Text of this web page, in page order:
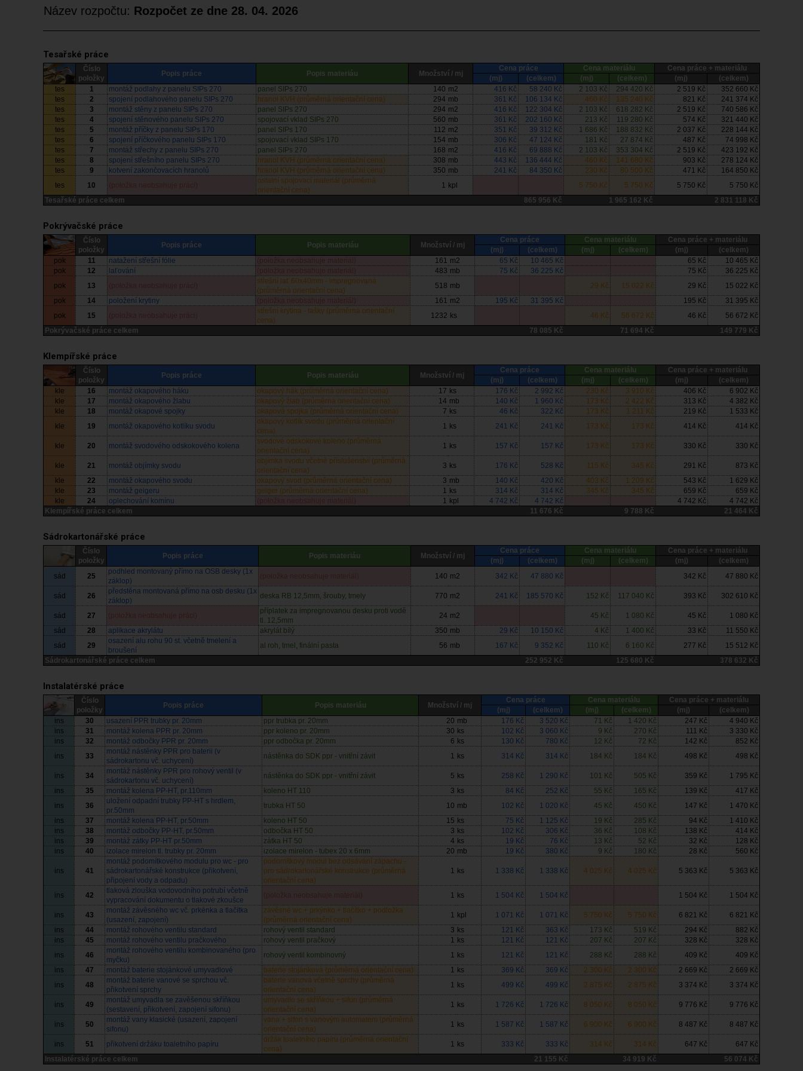
Název rozpočtu: Rozpočet ze dne 28. 04. 2026
Tesařské práce
Číslo
položky
Popis práce Popis materiáu Množství / mj
Cena práce Cena materiálu
Cena práce + materiálu
(mj)
(celkem) (mj) (celkem) (mj)
(celkem)
tes
1 montáž podlahy z panelu SIPs 270 panel SIPs 270 140 m2 416 Kč 58 240 Kč 2 103 Kč 294 420 Kč 2 519 Kč
352 660 Kč
tes
2 spojení podlahového panelu SIPs 270 hranol KVH (průměrná orientační cena) 294 mb 361 Kč 106 134 Kč 460 Kč 135 240 Kč 821 Kč
241 374 Kč
tes
3 montáž stěny z panelu SIPs 270 panel SIPs 270 294 m2 416 Kč 122 304 Kč 2 103 Kč 618 282 Kč 2 519 Kč
740 586 Kč
tes
4 spojení stěnového panelu SIPs 270 spojovací vklad SIPs 270 560 mb 361 Kč 202 160 Kč 213 Kč 119 280 Kč 574 Kč
321 440 Kč
tes
5 montáž příčky z panelu SIPs 170 panel SIPs 170 112 m2 351 Kč 39 312 Kč 1 686 Kč 188 832 Kč 2 037 Kč
228 144 Kč
tes
6 spojení příčkového panelu SIPs 170 spojovací vklad SIPs 170 154 mb 306 Kč 47 124 Kč 181 Kč 27 874 Kč 487 Kč
74 998 Kč
tes
7 montáž střechy z panelu SIPs 270 panel SIPs 270 168 m2 416 Kč 69 888 Kč 2 103 Kč 353 304 Kč 2 519 Kč
423 192 Kč
tes
8 spojení střešního panelu SIPs 270 hranol KVH (průměrná orientační cena) 308 mb 443 Kč 136 444 Kč 460 Kč 141 680 Kč 903 Kč
278 124 Kč
tes
9 kotvení zakončovacích hranolů hranol KVH (průměrná orientační cena) 350 mb 241 Kč 84 350 Kč 230 Kč 80 500 Kč 471 Kč
164 850 Kč
tes
10
ostatní spojovací materiál (průměrná
orientační cena)
1 kpl 5 750 Kč 5 750 Kč 5 750 Kč
5 750 Kč
Tesařské práce celkem
865 956 Kč 1 965 162 Kč 2 831 118 Kč
Pokrývačské práce
Číslo
položky
Popis práce Popis materiáu Množství / mj
Cena práce Cena materiálu
Cena práce + materiálu
(mj)
(celkem) (mj) (celkem) (mj)
(celkem)
pok
11 natažení střešní fólie 161 m2 65 Kč 10 465 Kč 65 Kč
10 465 Kč
pok
12 laťování 483 mb 75 Kč 36 225 Kč 75 Kč
36 225 Kč
pok
13
střešní lať 60x40mm - impregnovaná
(průměrná orientační cena)
518 mb 29 Kč 15 022 Kč 29 Kč
15 022 Kč
pok
14 položení krytiny 161 m2 195 Kč 31 395 Kč 195 Kč
31 395 Kč
pok
15
střešní krytina - tašky (průměrná orientační
cena)
1232 ks 46 Kč 56 672 Kč 46 Kč
56 672 Kč
Pokrývačské práce celkem
78 085 Kč 71 694 Kč 149 779 Kč
Klempířské práce
Číslo
položky
Popis práce Popis materiáu Množství / mj
Cena práce Cena materiálu
Cena práce + materiálu
(mj)
(celkem) (mj) (celkem) (mj)
(celkem)
kle
16 montáž okapového háku okapový hák (průměrná orientační cena) 17 ks 176 Kč 2 992 Kč 230 Kč 3 910 Kč 406 Kč
6 902 Kč
kle
17 montáž okapového žlabu okapový žlab (průměrná orientační cena) 14 mb 140 Kč 1 960 Kč 173 Kč 2 422 Kč 313 Kč
4 382 Kč
kle
18 montáž okapové spojky okapová spojka (průměrná orientační cena) 7 ks 46 Kč 322 Kč 173 Kč 1 211 Kč 219 Kč
1 533 Kč
kle
19 montáž okapového kotlíku svodu
okapový kotlík svodu (průměrná orientační
cena)
1 ks 241 Kč 241 Kč 173 Kč 173 Kč 414 Kč 414 Kč
kle 20 montáž svodového odskokového kolena
svodové odskokové koleno (průměrná
orientační cena)
1 ks 157 Kč 157 Kč 173 Kč 173 Kč 330 Kč 330 Kč
kle 21 montáž objímky svodu
objímka svodu včetně příslušenství (průměrná
orientační cena)
3 ks 176 Kč 528 Kč 115 Kč 345 Kč 291 Kč
873 Kč
kle
22 montáž okapového svodu okapový svod (průměrná orientační cena) 3 mb 140 Kč 420 Kč 403 Kč 1 209 Kč 543 Kč
1 629 Kč
kle
23 montáž geigeru geiger (průměrná orientační cena) 1 ks 314 Kč 314 Kč 345 Kč 345 Kč 659 Kč
659 Kč
kle
24 oplechování komínu 1 kpl 4 742 Kč 4 742 Kč 4 742 Kč
4 742 Kč
Klempířské práce celkem
11 676 Kč 9 788 Kč 21 464 Kč
Sádrokartonářské práce
Číslo
položky
Popis práce Popis materiáu Množství / mj
Cena práce Cena materiálu
Cena práce + materiálu
(mj)
(celkem) (mj) (celkem) (mj)
(celkem)
sád
25
podhled montovaný přímo na OSB desky (1x
záklop)
140 m2 342 Kč 47 880 Kč 342 Kč 47 880 Kč
sád 26
předstěna montovaná přímo na osb desku (1x
záklop)
deska RB 12,5mm, šrouby, tmely 770 m2 241 Kč 185 570 Kč 152 Kč 117 040 Kč 393 Kč 302 610 Kč
sád 27
příplatek za impregnovanou desku proti vodě
tl. 12,5mm
24 m2 45 Kč 1 080 Kč 45 Kč
1 080 Kč
sád
28 aplikace akrylátu akrylát bílý 350 mb 29 Kč 10 150 Kč 4 Kč 1 400 Kč 33 Kč
11 550 Kč
sád
29
osazení alu rohu 90 st. včetně tmelení a
broušení
al roh, tmel, finální pasta 56 mb 167 Kč 9 352 Kč 110 Kč 6 160 Kč 277 Kč
15 512 Kč
Sádrokartonářské práce celkem
252 952 Kč 125 680 Kč 378 632 Kč
Instalatérské práce
Číslo
položky
Popis práce Popis materiáu Množství / mj
Cena práce Cena materiálu
Cena práce + materiálu
(mj)
(celkem) (mj) (celkem) (mj)
(celkem)
ins
30 usazení PPR trubky pr. 20mm ppr trubka pr. 20mm 20 mb 176 Kč 3 520 Kč 71 Kč 1 420 Kč 247 Kč
4 940 Kč
ins
31 montáž kolena PPR pr. 20mm ppr koleno pr. 20mm 30 ks 102 Kč 3 060 Kč 9 Kč 270 Kč 111 Kč
3 330 Kč
ins
32 montáž odbočky PPR pr. 20mm ppr odbočka pr. 20mm 6 ks 130 Kč 780 Kč 12 Kč 72 Kč 142 Kč
852 Kč
ins
33
montáž nástěnky PPR pro baterii (v
sádrokartonu vč. uchycení)
nástěnka do SDK ppr - vnitřní závit 1 ks 314 Kč 314 Kč 184 Kč 184 Kč 498 Kč 498 Kč
ins 34
montáž nástěnky PPR pro rohový ventil (v
sádrokartonu vč. uchycení)
nástěnka do SDK ppr - vnitřní závit 5 ks 258 Kč 1 290 Kč 101 Kč 505 Kč 359 Kč
1 795 Kč
ins
35 montáž kolena PP-HT, pr.110mm koleno HT 110 3 ks 84 Kč 252 Kč 55 Kč 165 Kč 139 Kč
417 Kč
ins
36
uložení odpadní trubky PP-HT s hrdlem,
pr.50mm
trubka HT 50 10 mb 102 Kč 1 020 Kč 45 Kč 450 Kč 147 Kč
1 470 Kč
ins
37 montáž kolena PP-HT, pr.50mm koleno HT 50 15 ks 75 Kč 1 125 Kč 19 Kč 285 Kč 94 Kč
1 410 Kč
ins
38 montáž odbočky PP-HT, pr.50mm odbočka HT 50 3 ks 102 Kč 306 Kč 36 Kč 108 Kč 138 Kč
414 Kč
ins
39 montáž zátky PP-HT pr.50mm zátka HT 50 4 ks 19 Kč 76 Kč 13 Kč 52 Kč 32 Kč
128 Kč
ins
40 izolace mirelon tl. trubky pr. 20mm izolace mirelon - tubex 20 x 6mm 20 mb 19 Kč 380 Kč 9 Kč 180 Kč 28 Kč 560 Kč
ins 41
montáž podomítkového modulu pro wc - pro
sádrokartonářské konstrukce (přikotvení,
připojení vody a odpadu)
podomítkový modul bez odsávání zápachu -
pro sádrokartonářské konstrukce (průměrná
orientační cena)
1 ks 1 338 Kč 1 338 Kč 4 025 Kč 4 025 Kč 5 363 Kč 5 363 Kč
ins 42
tlaková zlouška vodovodního potrubí včetně
vypracování dokumentu o tlakové zkoušce
1 ks 1 504 Kč 1 504 Kč 1 504 Kč 1 504 Kč
ins 43
montáž závěsného wc vč. prkénka a tlačítka
(usazení, zapojení)
závěsné wc + prkýnko + tlačítko + podložka
(průměrná orientační cena)
1 kpl 1 071 Kč 1 071 Kč 5 750 Kč 5 750 Kč 6 821 Kč
6 821 Kč
ins
44 montáž rohového ventilu standard rohový ventil standard 3 ks 121 Kč 363 Kč 173 Kč 519 Kč 294 Kč
882 Kč
ins
45 montáž rohového ventilu pračkového rohový ventil pračkový 1 ks 121 Kč 121 Kč 207 Kč 207 Kč 328 Kč
328 Kč
ins
46
montáž rohového ventilu kombinovaného (pro
myčku)
rohový ventil kombinovný 1 ks 121 Kč 121 Kč 288 Kč 288 Kč 409 Kč
409 Kč
ins
47 montáž baterie stojánkové umyvadlové baterie stojánková (průměrná orientační cena) 1 ks 369 Kč 369 Kč 2 300 Kč 2 300 Kč 2 669 Kč
2 669 Kč
ins
48
montáž baterie vanové se sprchou vč.
přikotvení sprchy
baterie vanová včetně sprchy (průměrná
orientační cena)
1 ks 499 Kč 499 Kč 2 875 Kč 2 875 Kč 3 374 Kč 3 374 Kč
ins 49
montáž umyvadla se zavěšenou skříňkou
(sestavení, přikotvení, zapojení sifonu)
umyvadlo se skříňkou + sifon (průměrná
orientační cena)
1 ks 1 726 Kč 1 726 Kč 8 050 Kč 8 050 Kč 9 776 Kč 9 776 Kč
ins 50
montáž vany klasické (usazení, zapojení
sifonu)
vana + sifon s vanovým automatem (průměrná
orientační cena)
1 ks 1 587 Kč 1 587 Kč 6 900 Kč 6 900 Kč 8 487 Kč 8 487 Kč
ins 51 přikotvení držáku toaletního papíru
držák toaletního papíru (průměrná orientační
cena)
1 ks 333 Kč 333 Kč 314 Kč 314 Kč 647 Kč
647 Kč
Instalatérské práce celkem
21 155 Kč 34 919 Kč 56 074 Kč